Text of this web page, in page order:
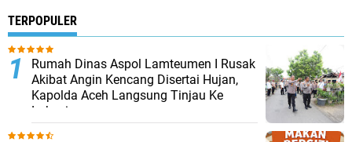
TERPOPULER
Rumah Dinas Aspol Lamteumen I Rusak
Akibat Angin Kencang Disertai Hujan,
Kapolda Aceh Langsung Tinjau Ke
Lokasi